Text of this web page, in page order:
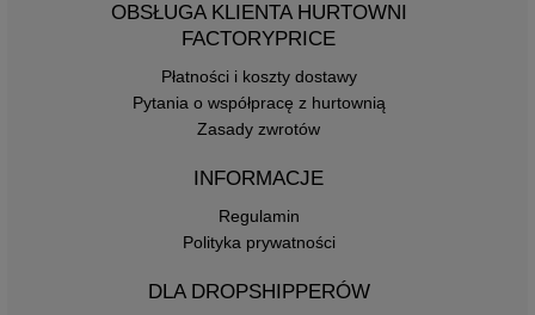
OBSŁUGA KLIENTA HURTOWNI
FACTORYPRICE
Płatności i koszty dostawy
Pytania o współpracę z hurtownią
Zasady zwrotów
INFORMACJE
Regulamin
Polityka prywatności
DLA DROPSHIPPERÓW